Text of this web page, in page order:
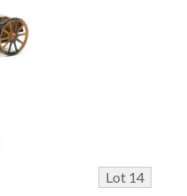
Lot 14